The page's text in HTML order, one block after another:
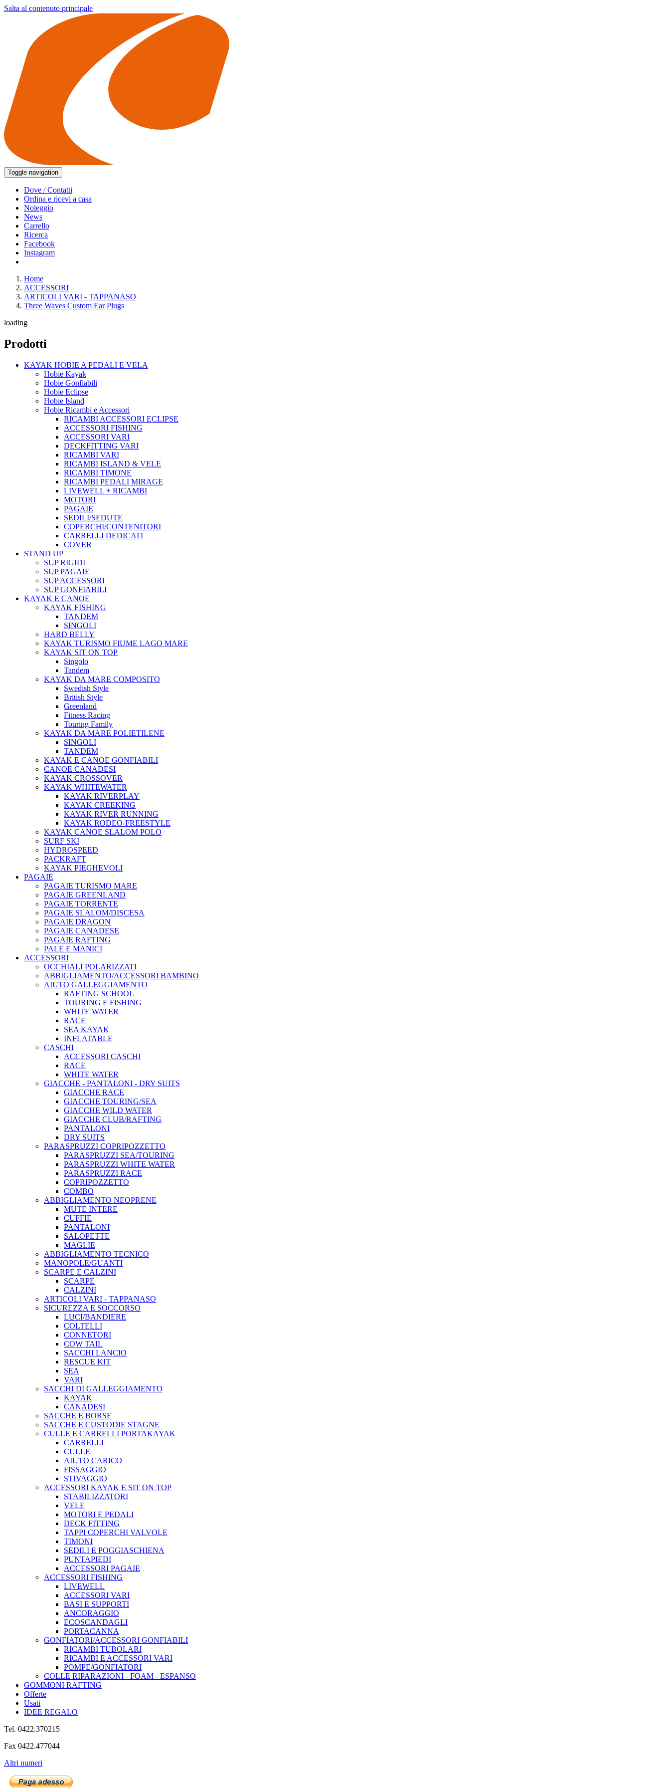
Salta al contenuto principale
Toggle navigation
Dove / Contatti
Ordina e ricevi a casa
Noleggio
News
Carrello
Ricerca
Facebook
Instagram
Home
ACCESSORI
ARTICOLI VARI - TAPPANASO
Three Waves Custom Ear Plugs
loading
Prodotti
KAYAK HOBIE A PEDALI E VELA
Hobie Kayak
Hobie Gonfiabili
Hobie Eclipse
Hobie Island
Hobie Ricambi e Accessori
RICAMBI ACCESSORI ECLIPSE
ACCESSORI FISHING
ACCESSORI VARI
DECKFITTING VARI
RICAMBI VARI
RICAMBI ISLAND & VELE
RICAMBI TIMONE
RICAMBI PEDALI MIRAGE
LIVEWELL + RICAMBI
MOTORI
PAGAIE
SEDILI/SEDUTE
COPERCHI/CONTENITORI
CARRELLI DEDICATI
COVER
STAND UP
SUP RIGIDI
SUP PAGAIE
SUP ACCESSORI
SUP GONFIABILI
KAYAK E CANOE
KAYAK FISHING
TANDEM
SINGOLI
HARD BELLY
KAYAK TURISMO FIUME LAGO MARE
KAYAK SIT ON TOP
Singolo
Tandem
KAYAK DA MARE COMPOSITO
Swedish Style
British Style
Greenland
Fitness Racing
Touring Family
KAYAK DA MARE POLIETILENE
SINGOLI
TANDEM
KAYAK E CANOE GONFIABILI
CANOE CANADESI
KAYAK CROSSOVER
KAYAK WHITEWATER
KAYAK RIVERPLAY
KAYAK CREEKING
KAYAK RIVER RUNNING
KAYAK RODEO-FREESTYLE
KAYAK CANOE SLALOM POLO
SURF SKI
HYDROSPEED
PACKRAFT
KAYAK PIEGHEVOLI
PAGAIE
PAGAIE TURISMO MARE
PAGAIE GREENLAND
PAGAIE TORRENTE
PAGAIE SLALOM/DISCESA
PAGAIE DRAGON
PAGAIE CANADESE
PAGAIE RAFTING
PALE E MANICI
ACCESSORI
OCCHIALI POLARIZZATI
ABBIGLIAMENTO/ACCESSORI BAMBINO
AIUTO GALLEGGIAMENTO
RAFTING SCHOOL
TOURING E FISHING
WHITE WATER
RACE
SEA KAYAK
INFLATABLE
CASCHI
ACCESSORI CASCHI
RACE
WHITE WATER
GIACCHE - PANTALONI - DRY SUITS
GIACCHE RACE
GIACCHE TOURING/SEA
GIACCHE WILD WATER
GIACCHE CLUB/RAFTING
PANTALONI
DRY SUITS
PARASPRUZZI COPRIPOZZETTO
PARASPRUZZI SEA/TOURING
PARASPRUZZI WHITE WATER
PARASPRUZZI RACE
COPRIPOZZETTO
COMBO
ABBIGLIAMENTO NEOPRENE
MUTE INTERE
CUFFIE
PANTALONI
SALOPETTE
MAGLIE
ABBIGLIAMENTO TECNICO
MANOPOLE/GUANTI
SCARPE E CALZINI
SCARPE
CALZINI
ARTICOLI VARI - TAPPANASO
SICUREZZA E SOCCORSO
LUCI/BANDIERE
COLTELLI
CONNETORI
COW TAIL
SACCHI LANCIO
RESCUE KIT
SEA
VARI
SACCHI DI GALLEGGIAMENTO
KAYAK
CANADESI
SACCHE E BORSE
SACCHE E CUSTODIE STAGNE
CULLE E CARRELLI PORTAKAYAK
CARRELLI
CULLE
AIUTO CARICO
FISSAGGIO
STIVAGGIO
ACCESSORI KAYAK E SIT ON TOP
STABILIZZATORI
VELE
MOTORI E PEDALI
DECK FITTING
TAPPI COPERCHI VALVOLE
TIMONI
SEDILI E POGGIASCHIENA
PUNTAPIEDI
ACCESSORI PAGAIE
ACCESSORI FISHING
LIVEWELL
ACCESSORI VARI
BASI E SUPPORTI
ANCORAGGIO
ECOSCANDAGLI
PORTACANNA
GONFIATORI/ACCESSORI GONFIABILI
RICAMBI TUBOLARI
RICAMBI E ACCESSORI VARI
POMPE/GONFIATORI
COLLE RIPARAZIONI - FOAM - ESPANSO
GOMMONI RAFTING
Offerte
Usati
IDEE REGALO
Tel. 0422.370215
Fax 0422.477044
Altri numeri